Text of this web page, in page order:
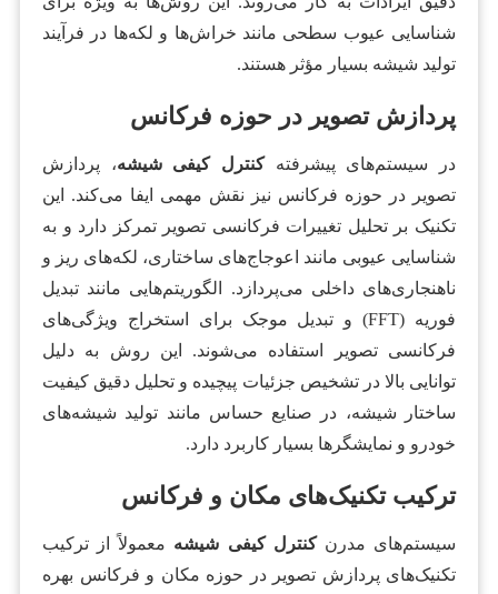
شناسایی عیوب سطحی مانند خراش‌ها و لکه‌ها در فرآیند
تولید شیشه بسیار مؤثر هستند.
پردازش تصویر در حوزه فرکانس
در سیستم‌های پیشرفتهکنترل کیفی شیشه، پردازش
تصویر در حوزه فرکانس نیز نقش مهمی ایفا می‌کند. این
تکنیک بر تحلیل تغییرات فرکانسی تصویر تمرکز دارد و به
شناسایی عیوبی مانند اعوجاج‌های ساختاری، لکه‌های ریز و
ناهنجاری‌های داخلی می‌پردازد. الگوریتم‌هایی مانند تبدیل
فوریه (FFT) و تبدیل موجک برای استخراج ویژگی‌های
فرکانسی تصویر استفاده می‌شوند. این روش به دلیل
توانایی بالا در تشخیص جزئیات پیچیده و تحلیل دقیق کیفیت
ساختار شیشه، در صنایع حساس مانند تولید شیشه‌های
خودرو و نمایشگرها بسیار کاربرد دارد.
ترکیب تکنیک‌های مکان و فرکانس
سیستم‌های مدرنکنترل کیفی شیشه معمولاً از ترکیب
تکنیک‌های پردازش تصویر در حوزه مکان و فرکانس بهره